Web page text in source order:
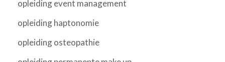
opleiding event management
opleiding haptonomie
opleiding osteopathie